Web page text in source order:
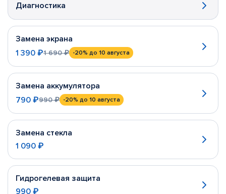
Диагностика
Замена экрана
1 390 ₽1 690 ₽ -20% до 10 августа
Замена аккумулятора
790 ₽990 ₽ -20% до 10 августа
Замена стекла
1 090 ₽
Гидрогелевая защита
990 ₽